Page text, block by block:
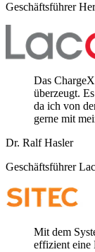
Geschäftsführer
Das
überzeugt.
da ich von
gerne mit
Dr. Ralf Hasler
Geschäftsführer
Mit dem
effizient eine